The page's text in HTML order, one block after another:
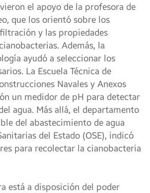
el apoyo de la profesora de
que los orientó sobre los
y las propiedades
Además, la
ayudó a seleccionar los
La Escuela Técnica de
Navales y Anexos
un medidor de pH para detectar
agua. Más allá, el departamento
del abastecimiento de agua
del Estado (OSE), indicó
para recolectar la cianobacteria
está a disposición del poder